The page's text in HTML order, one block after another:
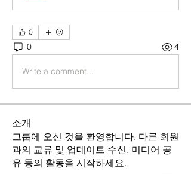
0
0 4
Write a comment...
소개
그룹에 오신 것을 환영합니다. 다른 회원
과의 교류 및 업데이트 수신, 미디어 공
유 등의 활동을 시작하세요.